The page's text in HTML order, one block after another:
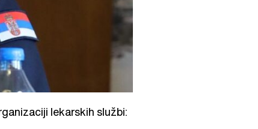
lekarskih službi: